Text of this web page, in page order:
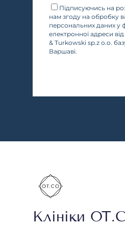
Підписуючись на
нам згоду на обробку
персональних даних у
електронної адреси
& Turkowski sp.z o.o.
Варшаві.
Клініки